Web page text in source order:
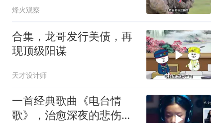
烽火观察
合集，龙哥发行美债，再
现顶级阳谋
天才设计师
一首经典歌曲《电台情
歌》，治愈深夜的悲伤与